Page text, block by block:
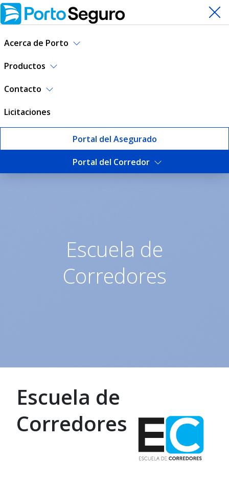
Acerca de Porto
Productos
Contacto
Licitaciones
Portal del Asegurado
Portal del Corredor
Escuela de Corredores |
Escuela de
Corredores
Escuela de
Corredores